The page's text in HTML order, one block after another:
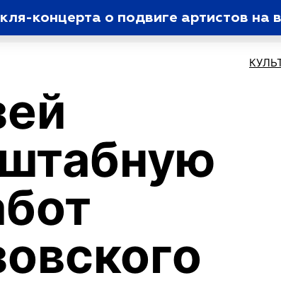
концерта о подвиге артистов на